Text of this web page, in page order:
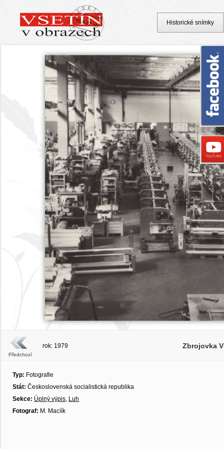
Předchozí
rok: 1979 Zbrojovka
Typ: Fotografie
Stát: Československá socialistická republika
Sekce: Úplný výpis, Luh
Fotograf: M. Macíík
Historické snímky